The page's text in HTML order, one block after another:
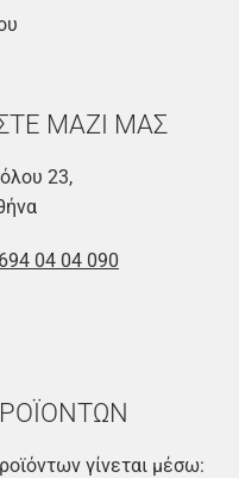
ΜΑΖΙ ΜΑΣ
23,
694 04 04 090
γίνεται μέσω: